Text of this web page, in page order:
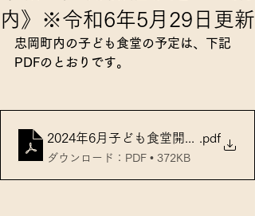
内》※令和6年5月29日更新
忠岡町内の子ども食堂の予定は、下記
PDFのとおりです。
2024年6月子ども食堂開催予定
.pdf
ダウンロード：PDF • 372KB